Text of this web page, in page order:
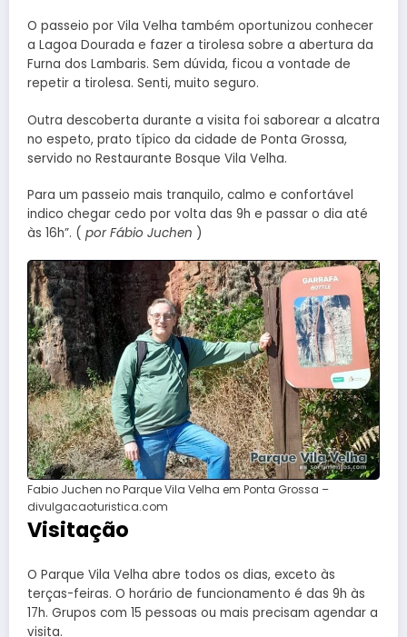
O passeio por Vila Velha também oportunizou conhecer
a Lagoa Dourada e fazer a tirolesa sobre a abertura da
Furna dos Lambaris. Sem dúvida, ficou a vontade de
repetir a tirolesa. Senti, muito seguro.
Outra descoberta durante a visita foi saborear a alcatra
no espeto, prato típico da cidade de Ponta Grossa,
servido no Restaurante Bosque Vila Velha.
Para um passeio mais tranquilo, calmo e confortável
indico chegar cedo por volta das 9h e passar o dia até
às 16h”. ( por Fábio Juchen )
Fabio Juchen no Parque Vila Velha em Ponta Grossa –
divulgacaoturistica.com
Visitação
O Parque Vila Velha abre todos os dias, exceto às
terças-feiras. O horário de funcionamento é das 9h às
17h. Grupos com 15 pessoas ou mais precisam agendar a
visita.